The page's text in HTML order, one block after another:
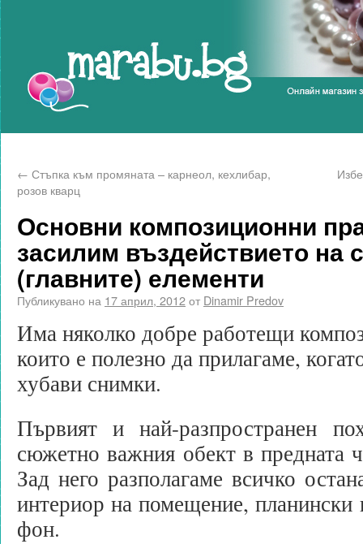
← Стъпка към промяната – карнеол, кехлибар,
розов кварц
Основни композиционни
засилим въздействието на
(главните) елементи
Публикувано на 17 април, 2012от Dinamir Predov
Има няколко добре работещи
които е полезно да прилагаме,
хубави снимки.
Първият и най-разпространен
сюжетно важния обект в предната
Зад него разполагаме всичко
интериор на помещение, планински
фон.